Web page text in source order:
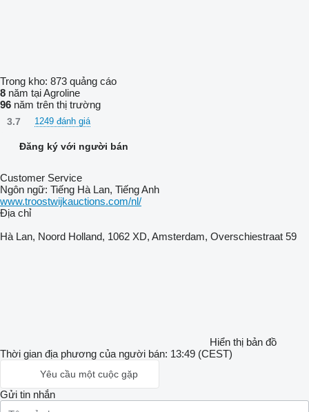
Trong kho: 873 quảng cáo
8 năm tại Agroline
96 năm trên thị trường
3.7 1249 đánh giá
Đăng ký với người bán
Customer Service
Ngôn ngữ: Tiếng Hà Lan, Tiếng Anh
www.troostwijkauctions.com/nl/
Địa chỉ
Hà Lan, Noord Holland, 1062 XD, Amsterdam, Overschiestraat 59
Hiển thị bản đồ
Thời gian địa phương của người bán: 13:49 (CEST)
Yêu cầu một cuộc gặp
Gửi tin nhắn